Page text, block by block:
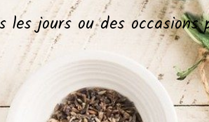
jours ou des occasions